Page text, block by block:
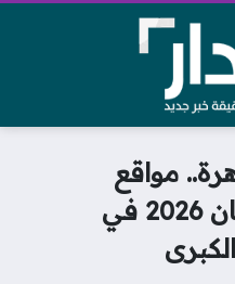
مواقع
تخفيضات أهلاً رمضان 2026 في